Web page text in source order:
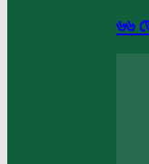
৬৬